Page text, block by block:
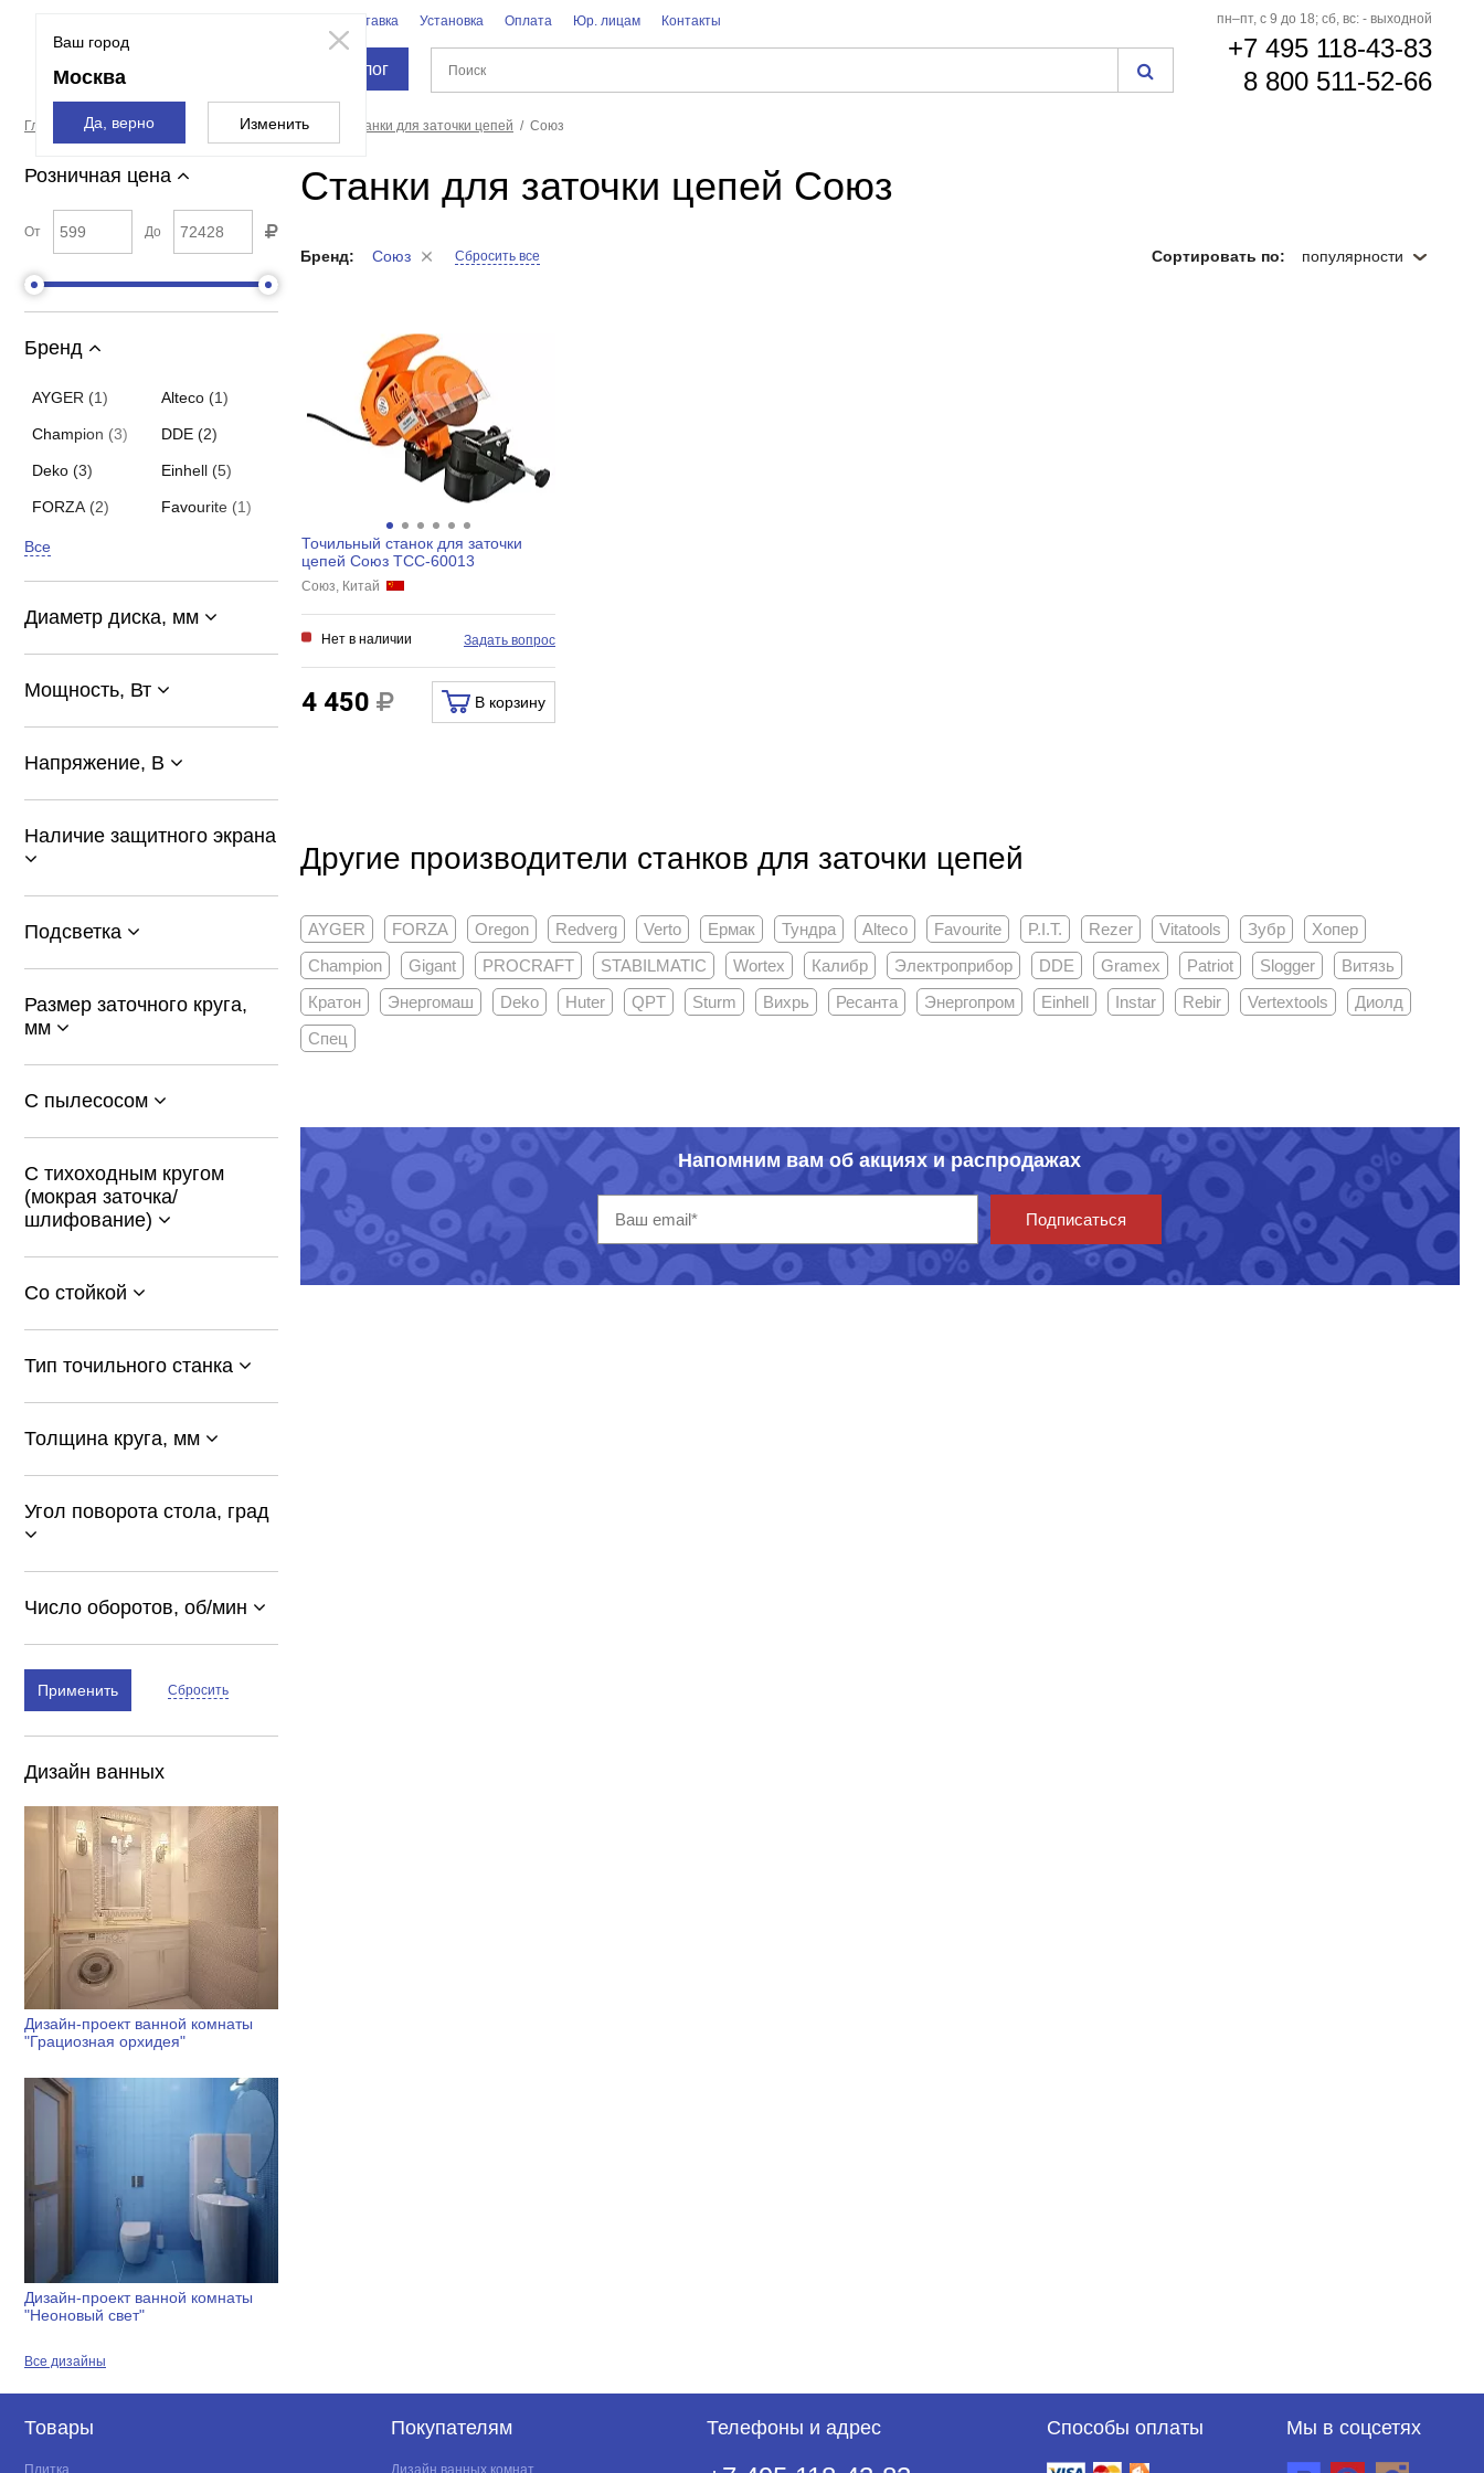
Ваш город
Москва
Да, верно Изменить
Доставка Установка Оплата Юр. лицам Контакты
Каталог
пн–пт, с 9 до 18; сб, вс: - выходной
+7 495 118-43-83
8 800 511-52-66
Главная страница Точильные станки Станки для заточки цепей Союз
Розничная цена
От До
Бренд
AYGER (1) Alteco (1)
Champion (3) DDE (2)
Deko (3) Einhell (5)
FORZA (2) Favourite (1)
Все
Диаметр диска, мм
Мощность, Вт
Напряжение, В
Наличие защитного экрана
Подсветка
Размер заточного круга,
мм
С пылесосом
С тихоходным кругом
(мокрая заточка/
шлифование)
Со стойкой
Тип точильного станка
Толщина круга, мм
Угол поворота стола, град
Число оборотов, об/мин
Применить Сбросить
Дизайн ванных
Дизайн-проект ванной комнаты
"Грациозная орхидея"
Дизайн-проект ванной комнаты
"Неоновый свет"
Все дизайны
Станки для заточки цепей Союз
Бренд: Союз Сбросить все Сортировать по: популярности
Точильный станок для заточки
цепей Союз ТСС-60013
Союз, Китай
Нет в наличии Задать вопрос
4 450 В корзину
Другие производители станков для заточки цепей
AYGER FORZA Oregon Redverg Verto Ермак Тундра Alteco Favourite P.I.T. Rezer Vitatools Зубр
Хопер
Champion
Gigant PROCRAFT STABILMATIC Wortex Калибр Электроприбор DDE Gramex Patriot Slogger
Витязь
Кратон
Энергомаш Deko Huter QPT Sturm Вихрь Ресанта Энергопром Einhell Instar Rebir Vertextools
Диолд
Спец
Напомним вам об акциях и распродажах
Подписаться
Товары Покупателям Телефоны и адрес Способы оплаты Мы в соцсетях